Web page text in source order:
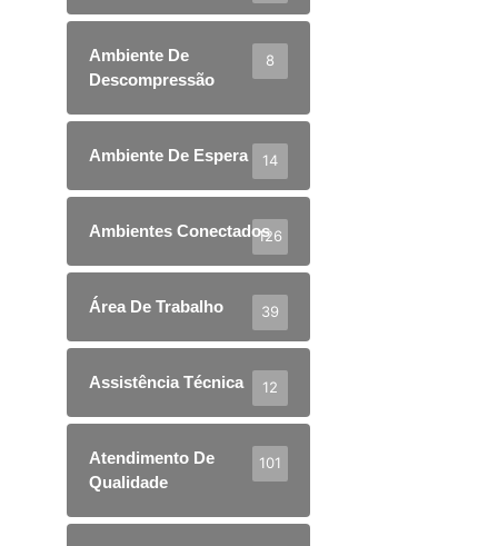
Ambiente De
Descompressão
8
Ambiente De Espera 14
Ambientes Conectados126
Área De Trabalho 39
Assistência Técnica 12
Atendimento De
Qualidade
101